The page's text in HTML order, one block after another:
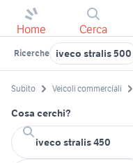
Home Cerca
Ricerche iveco stralis 500
Subito Veicoli commerciali
Cosa cerchi?